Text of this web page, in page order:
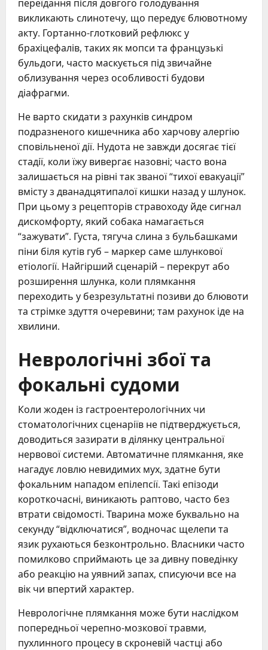
переїдання після довгого голодування
викликають слинотечу, що передує блювотному
акту. Гортанно-глотковий рефлюкс у
брахіцефалів, таких як мопси та французькі
бульдоги, часто маскується під звичайне
облизування через особливості будови
діафрагми.
Не варто скидати з рахунків синдром
подразненого кишечника або харчову алергію
сповільненої дії. Нудота не завжди досягає тієї
стадії, коли їжу вивергає назовні; часто вона
залишається на рівні так званої “тихої евакуації”
вмісту з дванадцятипалої кишки назад у шлунок.
При цьому з рецепторів стравоходу йде сигнал
дискомфорту, який собака намагається
“зажувати”. Густа, тягуча слина з бульбашками
піни біля кутів губ – маркер саме шлункової
етіології. Найгірший сценарій – перекрут або
розширення шлунка, коли плямкання
переходить у безрезультатні позиви до блювоти
та стрімке здуття очеревини; там рахунок іде на
хвилини.
Неврологічні збої та
фокальні судоми
Коли жоден із гастроентерологічних чи
стоматологічних сценаріїв не підтверджується,
доводиться зазирати в ділянку центральної
нервової системи. Автоматичне плямкання, яке
нагадує ловлю невидимих мух, здатне бути
фокальним нападом епілепсії. Такі епізоди
короткочасні, виникають раптово, часто без
втрати свідомості. Тварина може буквально на
секунду “відключатися”, водночас щелепи та
язик рухаються безконтрольно. Власники часто
помилково сприймають це за дивну поведінку
або реакцію на уявний запах, списуючи все на
вік чи впертий характер.
Неврологічне плямкання може бути наслідком
попередньої черепно-мозкової травми,
пухлинного процесу в скроневій частці або